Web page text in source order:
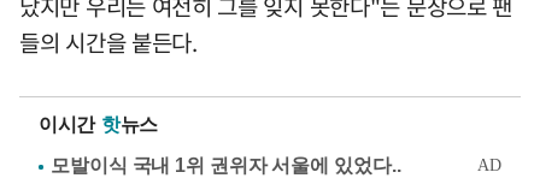
들의 시간을 붙든다.
이시간 핫뉴스